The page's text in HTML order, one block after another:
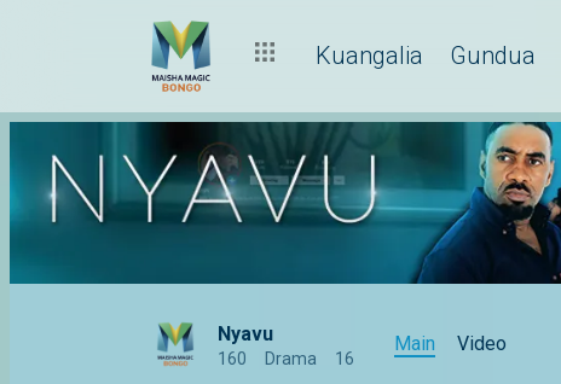
Kuangalia Gundua
Nyavu
160 Drama 16
Main Video